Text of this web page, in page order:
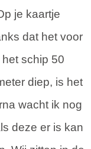
je kaartje
dat het voor
schip 50
diep, is het
wacht ik nog
deze er is kan